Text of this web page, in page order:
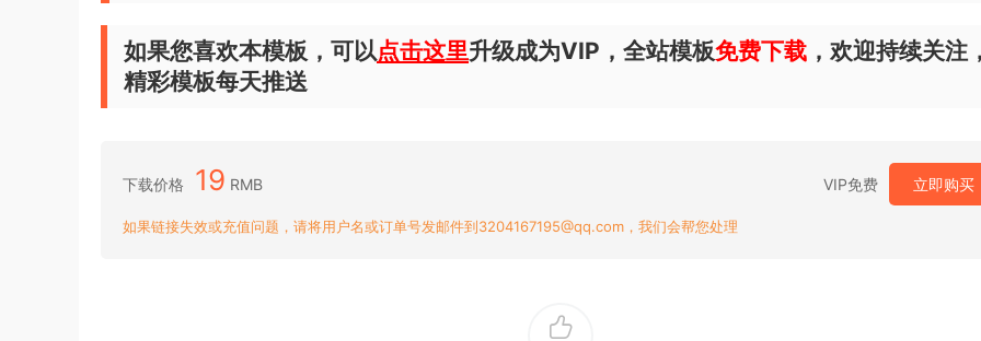
如果您喜欢本模板，可以点击这里升级成为VIP，全站模板免费下载 ，欢迎持续关注
精彩模板每天推送
下载价格 19 RMB VIP免费 立即购买
如果链接失效或充值问题，请将用户名或订单号发邮件到3204167195@qq.com，我们会帮您处理